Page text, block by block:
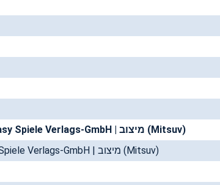
Wizards of the Coast | Tactical Studies Rules (TSR) | FSV Fantasy Spiele Verlags-GmbH | מיצוב (Mitsuv)
Wizards of the Coast | Tactical Studies Rules (TSR) | FSV Fantasy Spiele Verlags-GmbH | מיצוב (Mitsuv)